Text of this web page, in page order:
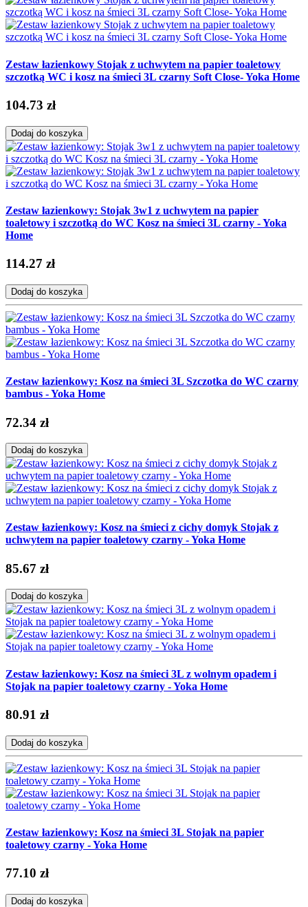
Zestaw łazienkowy Stojak z uchwytem na papier toaletowy
szczotką WC i kosz na śmieci 3L czarny Soft Close- Yoka Home
104.73 zł
Dodaj do koszyka
Zestaw łazienkowy: Stojak 3w1 z uchwytem na papier
toaletowy i szczotką do WC Kosz na śmieci 3L czarny - Yoka
Home
114.27 zł
Dodaj do koszyka
Zestaw łazienkowy: Kosz na śmieci 3L Szczotka do WC czarny
bambus - Yoka Home
72.34 zł
Dodaj do koszyka
Zestaw łazienkowy: Kosz na śmieci z cichy domyk Stojak z
uchwytem na papier toaletowy czarny - Yoka Home
85.67 zł
Dodaj do koszyka
Zestaw łazienkowy: Kosz na śmieci 3L z wolnym opadem i
Stojak na papier toaletowy czarny - Yoka Home
80.91 zł
Dodaj do koszyka
Zestaw łazienkowy: Kosz na śmieci 3L Stojak na papier
toaletowy czarny - Yoka Home
77.10 zł
Dodaj do koszyka